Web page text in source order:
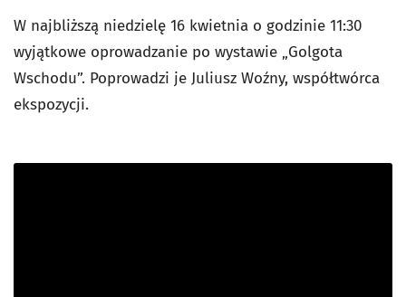
W najbliższą niedzielę 16 kwietnia o godzinie 11:30
wyjątkowe oprowadzanie po wystawie „Golgota
Wschodu”. Poprowadzi je Juliusz Woźny, współtwórca
ekspozycji.